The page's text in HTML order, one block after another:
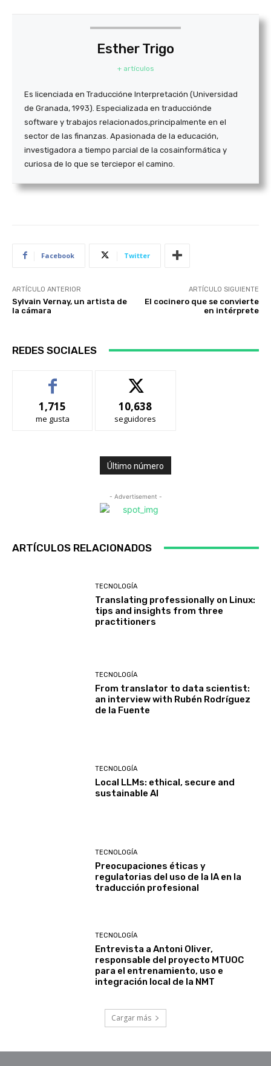
Esther Trigo
+ artículos
Es licenciada en Traduccióne Interpretación (Universidad
de Granada, 1993). Especializada en traducciónde
software y trabajos relacionados,principalmente en el
sector de las finanzas. Apasionada de la educación,
investigadora a tiempo parcial de la cosainformática y
curiosa de lo que se terciepor el camino.
Facebook Twitter
ARTÍCULO ANTERIOR
Sylvain Vernay, un artista de
la cámara
ARTÍCULO SIGUIENTE
El cocinero que se convierte
en intérprete
REDES SOCIALES
1,715
me gusta
10,638
seguidores
Último número
- Advertisement -
ARTÍCULOS RELACIONADOS
TECNOLOGÍA
Translating professionally on Linux:
tips and insights from three
practitioners
TECNOLOGÍA
From translator to data scientist:
an interview with Rubén Rodríguez
de la Fuente
TECNOLOGÍA
Local LLMs: ethical, secure and
sustainable AI
TECNOLOGÍA
Preocupaciones éticas y
regulatorias del uso de la IA en la
traducción profesional
TECNOLOGÍA
Entrevista a Antoni Oliver,
responsable del proyecto MTUOC
para el entrenamiento, uso e
integración local de la NMT
Cargar más